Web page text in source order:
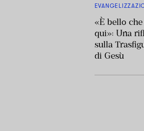
«È bello
qui»: Una
sulla
di Gesù